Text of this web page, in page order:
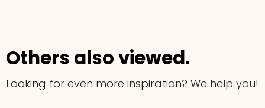
Others also viewed.
Looking for even more inspiration? We help you!